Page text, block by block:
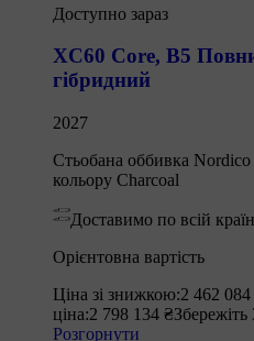
Доступно зараз
XC60 Core, B5
гібридний
2027
Стьобана оббивка Nordico
кольору Charcoal
Доставимо по всій
Орієнтовна вартість
Ціна зі знижкою:2 462 084
ціна:2 798 134 ₴
Розгорнути